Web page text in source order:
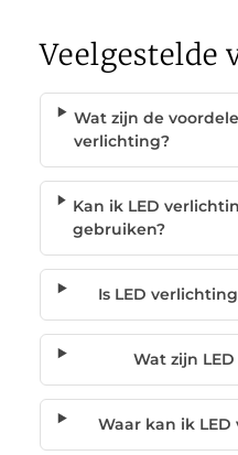
Veelgestelde
Wat zijn de
verlichting?
Kan ik LED
gebruiken?
Is LED
Wat zijn
Waar kan ik